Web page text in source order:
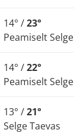
14° /23°
Peamiselt Selge
14° /22°
Peamiselt Selge
13° /21°
Selge Taevas